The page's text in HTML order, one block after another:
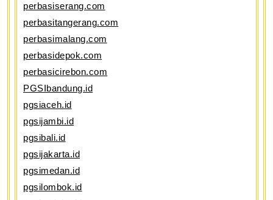
perbasiserang.com
perbasitangerang.com
perbasimalang.com
perbasidepok.com
perbasicirebon.com
PGSIbandung.id
pgsiaceh.id
pgsijambi.id
pgsibali.id
pgsijakarta.id
pgsimedan.id
pgsilombok.id